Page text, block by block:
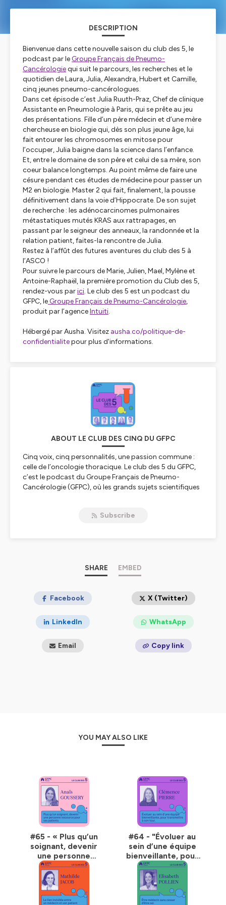
DESCRIPTION
Bienvenue dans cette nouvelle saison du club des 5, le
podcast par le Groupe Français de Pneumo-
Cancérologiequi suit le parcours, les recherches et le
quotidien de Laura, Julia, Alexandra, Hubert et Camille,
cinq jeunes pneumo-cancérologues.
Dans cet épisode c’est Julia Ruuth-Praz, Chef de clinique
Assistante en Pneumologie à Paris, qui se prête au jeu
des présentations. Fille d’un père médecin et d’une mère
chercheuse en biologie qui, dès son plus jeune âge, lui
fait entourer les chromosomes en mitose pour
l’occuper, Julia baigne dans la science dans l’enfance.
Et, entre le domaine de son père et celui de sa mère, son
coeur balance longtemps. Au point même de faire une
césure pendant ces études de médecine pour passer un
M2 en biologie. Master 2 qui fait, finalement, la pousse
définitivement dans la voie d’Hippocrate. De son sujet
de recherche : les adénocarcinomes pulmonaires
métastatiques mutés KRAS aux rattrapages, en
passant par le seigneur des anneaux, la randonnée et la
relation patient, faites-la rencontre de Julia.
Restez à l’affût des futures aventures du club des 5 à
l’ASCO !
Pour suivre le parcours de Marie, Julien, Mael, Mylène et
Antoine-Raphaël, la première promotion du Club des 5,
rendez-vous parici. Le club des 5 est un podcast du
GFPC, le Groupe Français de Pneumo-Cancérologie,
produit par l’agenceIntuiti.
Hébergé par Ausha. Visitez ausha.co/politique-de-
confidentialitepour plus d'informations.
ABOUT LE CLUB DES CINQ DU GFPC
Cinq voix, cinq personnalités, une passion commune :
celle de l’oncologie thoracique. Le club des 5 du GFPC,
c’est le podcast du Groupe Français de Pneumo-
Cancérologie (GFPC), où les grands sujets scientifiques
d’études, ils racontent leur quotidien de clinicien·ne,
leurs inspirations, leurs doutes parfois - et ce que
leur trajectoire professionnelle.
Un format à la croisée de la science et de l’humain, entre
expertise et introspection. Pour mieux comprendre la
cancérologie thoracique… et celles et ceux qui la font
Subscribe
SHARE EMBED
Facebook X (Twitter)
LinkedIn WhatsApp
Email Copy link
YOU MAY ALSO LIKE
#65 - « Plus qu’un
soignant, devenir
une personne
ressource pour les
patients » - par
Anaïs Goussery
#64 - "Évoluer au
sein d’une équipe
bienveillante, pour
transmettre à son
tour" - par
Clémence Pierre